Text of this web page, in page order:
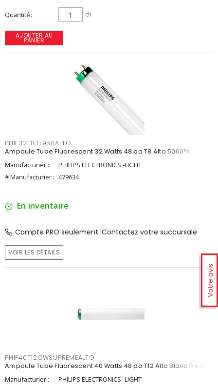
Votre avis
Quantité ch
AJOUTER AU
PANIER
PHIF32T8TL950ALTO
Ampoule Tube Fluorescent 32 Watts 48 po T8 Alto 5000°K
Manufacturier :
PHILIPS ELECTRONICS -LIGHT
# Manufacturier : 479634
En inventaire
Compte PRO seulement. Contactez votre succursale
VOIR LES DÉTAILS
PHIF40T12CWSUPREMEALTO
Ampoule Tube Fluorescent 40 Watts 48 po T12 Alto Blanc Froid
Manufacturier :
PHILIPS ELECTRONICS -LIGHT